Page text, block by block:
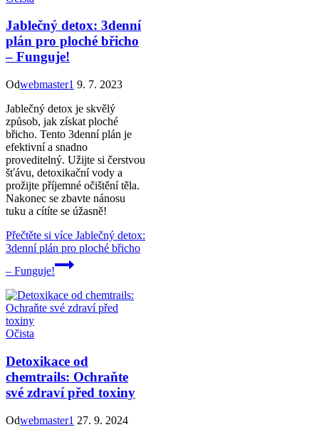
Jablečný detox: 3denní
plán pro ploché břicho
– Funguje!
Odwebmaster1 9. 7. 2023
Jablečný detox je skvělý
způsob, jak získat ploché
břicho. Tento 3denní plán je
efektivní a snadno
proveditelný. Užijte si čerstvou
šťávu, detoxikační vody a
prožijte příjemné očištění těla.
Nakonec se zbavte nánosu
tuku a cítíte se úžasně!
Přečtěte si více Jablečný detox:
3denní plán pro ploché břicho
– Funguje!
Očista
Detoxikace od
chemtrails: Ochraňte
své zdraví před toxiny
Odwebmaster1 27. 9. 2024